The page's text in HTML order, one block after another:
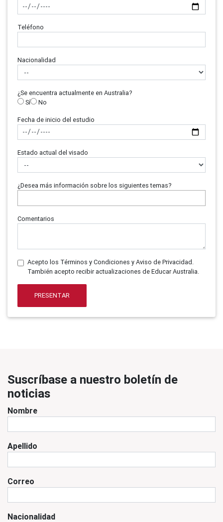
Teléfono
Nacionalidad
¿Se encuentra actualmente en Australia?
Sí
No
Fecha de inicio del estudio
Estado actual del visado
¿Desea más información sobre los siguientes temas?
Comentarios
Acepto los Términos y Condiciones y Aviso de Privacidad.
También acepto recibir actualizaciones de Educar Australia.
PRESENTAR
Suscríbase a nuestro boletín de
noticias
Nombre
Apellido
Correo
Nacionalidad